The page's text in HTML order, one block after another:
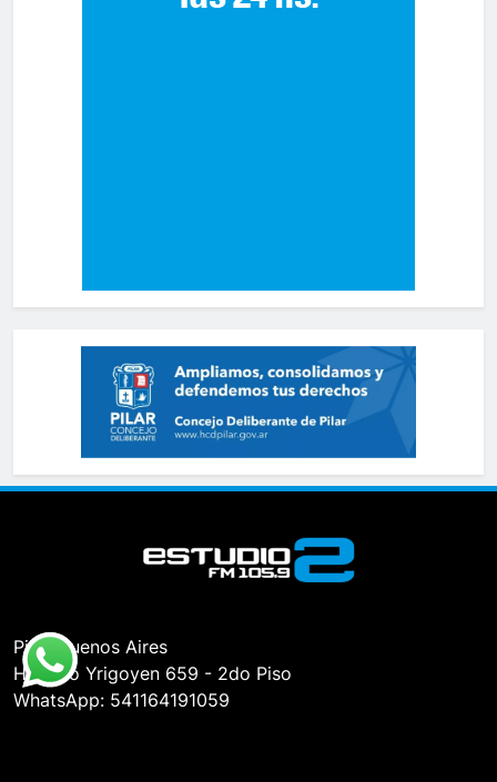
Pilar, Buenos Aires
Hipólito Yrigoyen 659 - 2do Piso
WhatsApp: 541164191059